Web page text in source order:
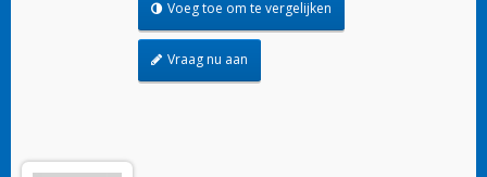
Voeg toe om te vergelijken
Vraag nu aan